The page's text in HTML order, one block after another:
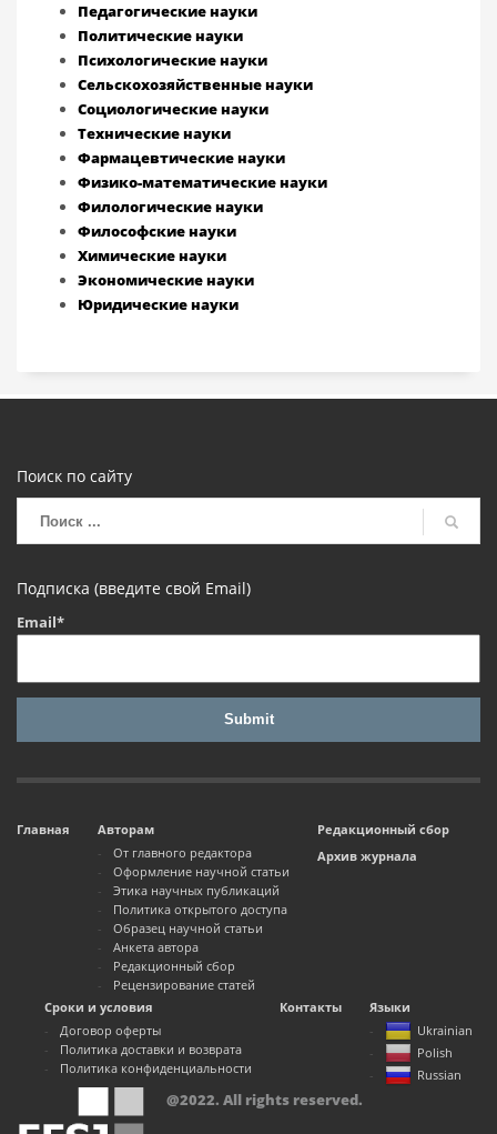
Педагогические науки
Политические науки
Психологические науки
Сельскохозяйственные науки
Социологические науки
Технические науки
Фармацевтические науки
Физико-математические науки
Филологические науки
Философские науки
Химические науки
Экономические науки
Юридические науки
Поиск по сайту
Подписка (введите свой Email)
Email*
Главная
Авторам
От главного редактора
Оформление научной статьи
Этика научных публикаций
Политика открытого доступа
Образец научной статьи
Анкета автора
Редакционный сбор
Рецензирование статей
Редакционный сбор
Архив журнала
Сроки и условия
Договор оферты
Политика доставки и возврата
Политика конфиденциальности
Контакты
Языки
Ukrainian
Polish
Russian
@2022. All rights reserved.